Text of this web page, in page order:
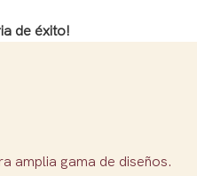
de éxito!
amplia gama de diseños.